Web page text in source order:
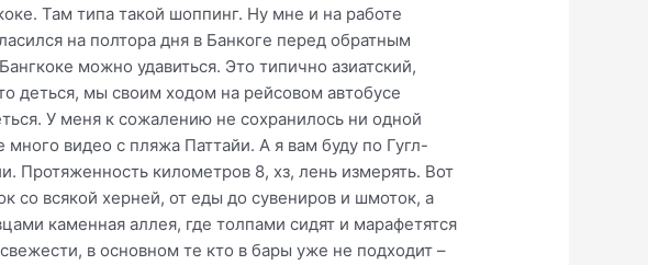
Там типа такой шоппинг. Ну мне и на работе
на полтора дня в Банкоге перед обратным
можно удавиться. Это типично азиатский,
деться, мы своим ходом на рейсовом автобусе
У меня к сожалению не сохранилось ни одной
видео с пляжа Паттайи. А я вам буду по Гугл-
Протяженность километров 8, хз, лень измерять. Вот
со всякой херней, от еды до сувениров и шмоток, а
каменная аллея, где толпами сидят и марафетятся
в основном те кто в бары уже не подходит –